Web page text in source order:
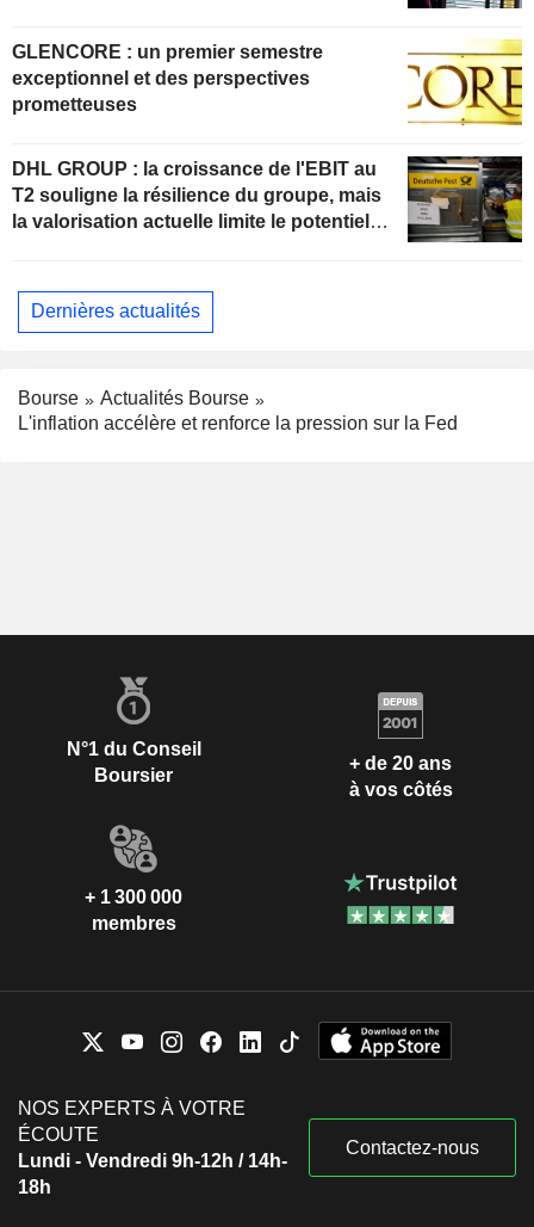
GLENCORE : un premier semestre
exceptionnel et des perspectives
prometteuses
DHL GROUP : la croissance de l'EBIT au
T2 souligne la résilience du groupe, mais
la valorisation actuelle limite le potentiel
Dernières actualités
Bourse
Actualités Bourse
L'inflation accélère et renforce la pression sur la Fed
N°1 du Conseil
Boursier
+ de 20 ans
à vos côtés
+ 1 300 000
membres
NOS EXPERTS À VOTRE
ÉCOUTE
Lundi - Vendredi 9h-12h / 14h-
18h
Contactez-nous